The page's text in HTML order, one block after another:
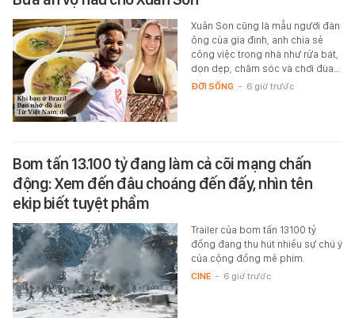
Xuân Son cũng là mẫu người đàn
ông của gia đình, anh chia sẻ
công việc trong nhà như rửa bát,
dọn dẹp, chăm sóc và chơi đùa…
ĐỜI SỐNG - 6 giờ trước
Bom tấn 13.100 tỷ đang làm cả cõi mạng chấn
động: Xem đến đâu choáng đến đấy, nhìn tên
ekip biết tuyệt phẩm
Trailer của bom tấn 13100 tỷ
đồng đang thu hút nhiều sự chú ý
của cộng đồng mê phim.
CINE - 6 giờ trước